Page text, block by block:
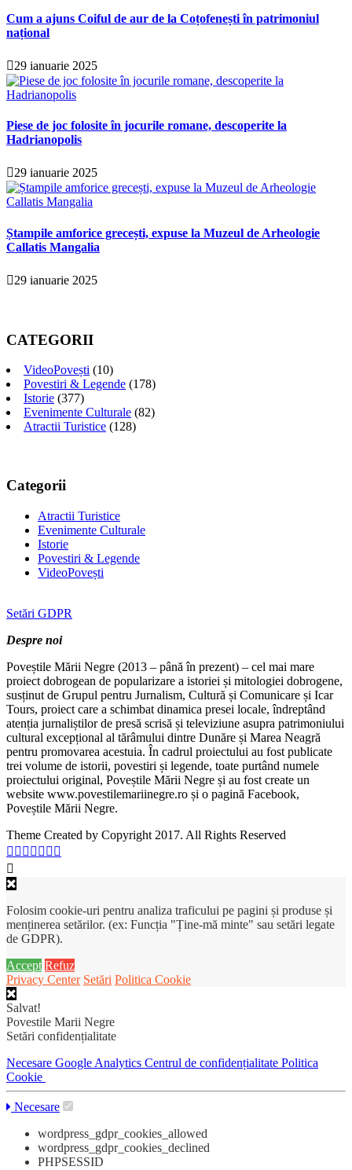
Cum a ajuns Coiful de aur de la Coțofenești în patrimoniul
național
29 ianuarie 2025
Piese de joc folosite în jocurile romane, descoperite la
Hadrianopolis
29 ianuarie 2025
Ștampile amforice grecești, expuse la Muzeul de Arheologie
Callatis Mangalia
29 ianuarie 2025
CATEGORII
VideoPovești (10)
Povestiri & Legende (178)
Istorie (377)
Evenimente Culturale (82)
Atractii Turistice (128)
Categorii
Atractii Turistice
Evenimente Culturale
Istorie
Povestiri & Legende
VideoPovești
Setări GDPR
Despre noi
Poveștile Mării Negre (2013 – până în prezent) – cel mai mare
proiect dobrogean de popularizare a istoriei și mitologiei dobrogene,
susținut de Grupul pentru Jurnalism, Cultură și Comunicare și Icar
Tours, proiect care a schimbat dinamica presei locale, îndreptând
atenția jurnaliștilor de presă scrisă și televiziune asupra patrimoniului
cultural excepțional al tărâmului dintre Dunăre și Marea Neagră
pentru promovarea acestuia. În cadrul proiectului au fost publicate
trei volume de istorii, povestiri și legende, toate purtând numele
proiectului original, Poveștile Mării Negre și au fost create un
website www.povestilemariinegre.ro și o pagină Facebook,
Poveștile Mării Negre.
Theme Created by Copyright 2017. All Rights Reserved
Folosim cookie-uri pentru analiza traficului pe pagini și produse și
menținerea setărilor. (ex: Funcția "Ține-mă minte" sau setări legate
de GDPR).
Accept Refuz
Privacy Center Setări Politica Cookie
Salvat!
Povestile Marii Negre
Setări confidențialitate
Necesare Google Analytics Centrul de confidențialitate Politica
Cookie
Necesare
wordpress_gdpr_cookies_allowed
wordpress_gdpr_cookies_declined
PHPSESSID